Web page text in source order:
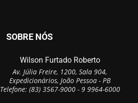
SOBRE NÓS
Wilson Furtado Roberto
Av. Júlia Freire, 1200, Sala 904,
Expedicionários, João Pessoa - PB
Telefone: (83) 3567-9000 - 9 9964-6000